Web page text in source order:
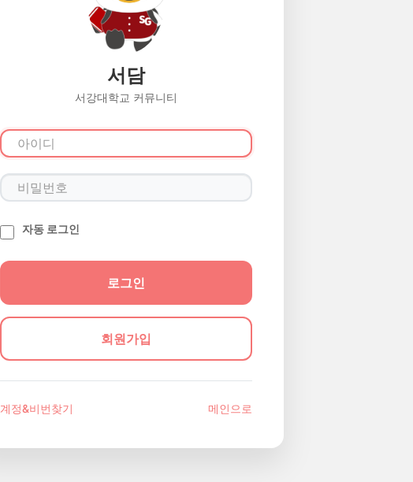
서담
서강대학교 커뮤니티
자동 로그인
회원가입
계정&비번찾기 메인으로